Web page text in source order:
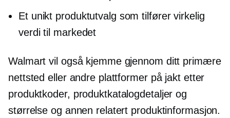
Et unikt produktutvalg som tilfører virkelig
verdi til markedet
Walmart vil også kjemme gjennom ditt primære
nettsted eller andre plattformer på jakt etter
produktkoder, produktkatalogdetaljer og
størrelse og annen relatert produktinformasjon.